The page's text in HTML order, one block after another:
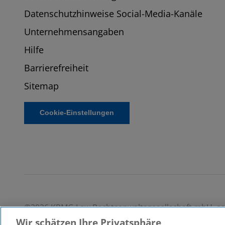
Datenschutzhinweise Social-Media-Kanäle
Unternehmensangaben
Hilfe
Barrierefreiheit
Sitemap
Cookie-Einstellungen
©2026 KPMG Law Rechtsanwaltsgesellschaft mbH,
ein Mitglied der globalen KPMG-Organisation
Wir schätzen Ihre Privatsphäre